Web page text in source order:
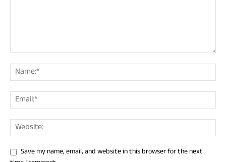
Save my name, email, and website in this browser for the next